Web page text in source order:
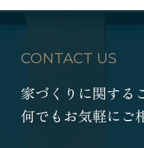
CONTACT US
家づくりに関する
何でもお気軽にご